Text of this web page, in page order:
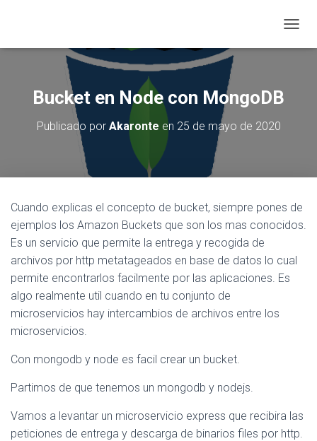
A
N
A
G
Bucket en Node con MongoDB
Publicado por Akaronte en 25 de mayo de 2020
Cuando explicas el concepto de bucket, siempre pones de
ejemplos los Amazon Buckets que son los mas conocidos.
Es un servicio que permite la entrega y recogida de
archivos por http metatageados en base de datos lo cual
permite encontrarlos facilmente por las aplicaciones. Es
algo realmente util cuando en tu conjunto de
microservicios hay intercambios de archivos entre los
microservicios.
Con mongodb y node es facil crear un bucket.
Partimos de que tenemos un mongodb y nodejs.
Vamos a levantar un microservicio express que recibira las
peticiones de entrega y descarga de binarios files por http.